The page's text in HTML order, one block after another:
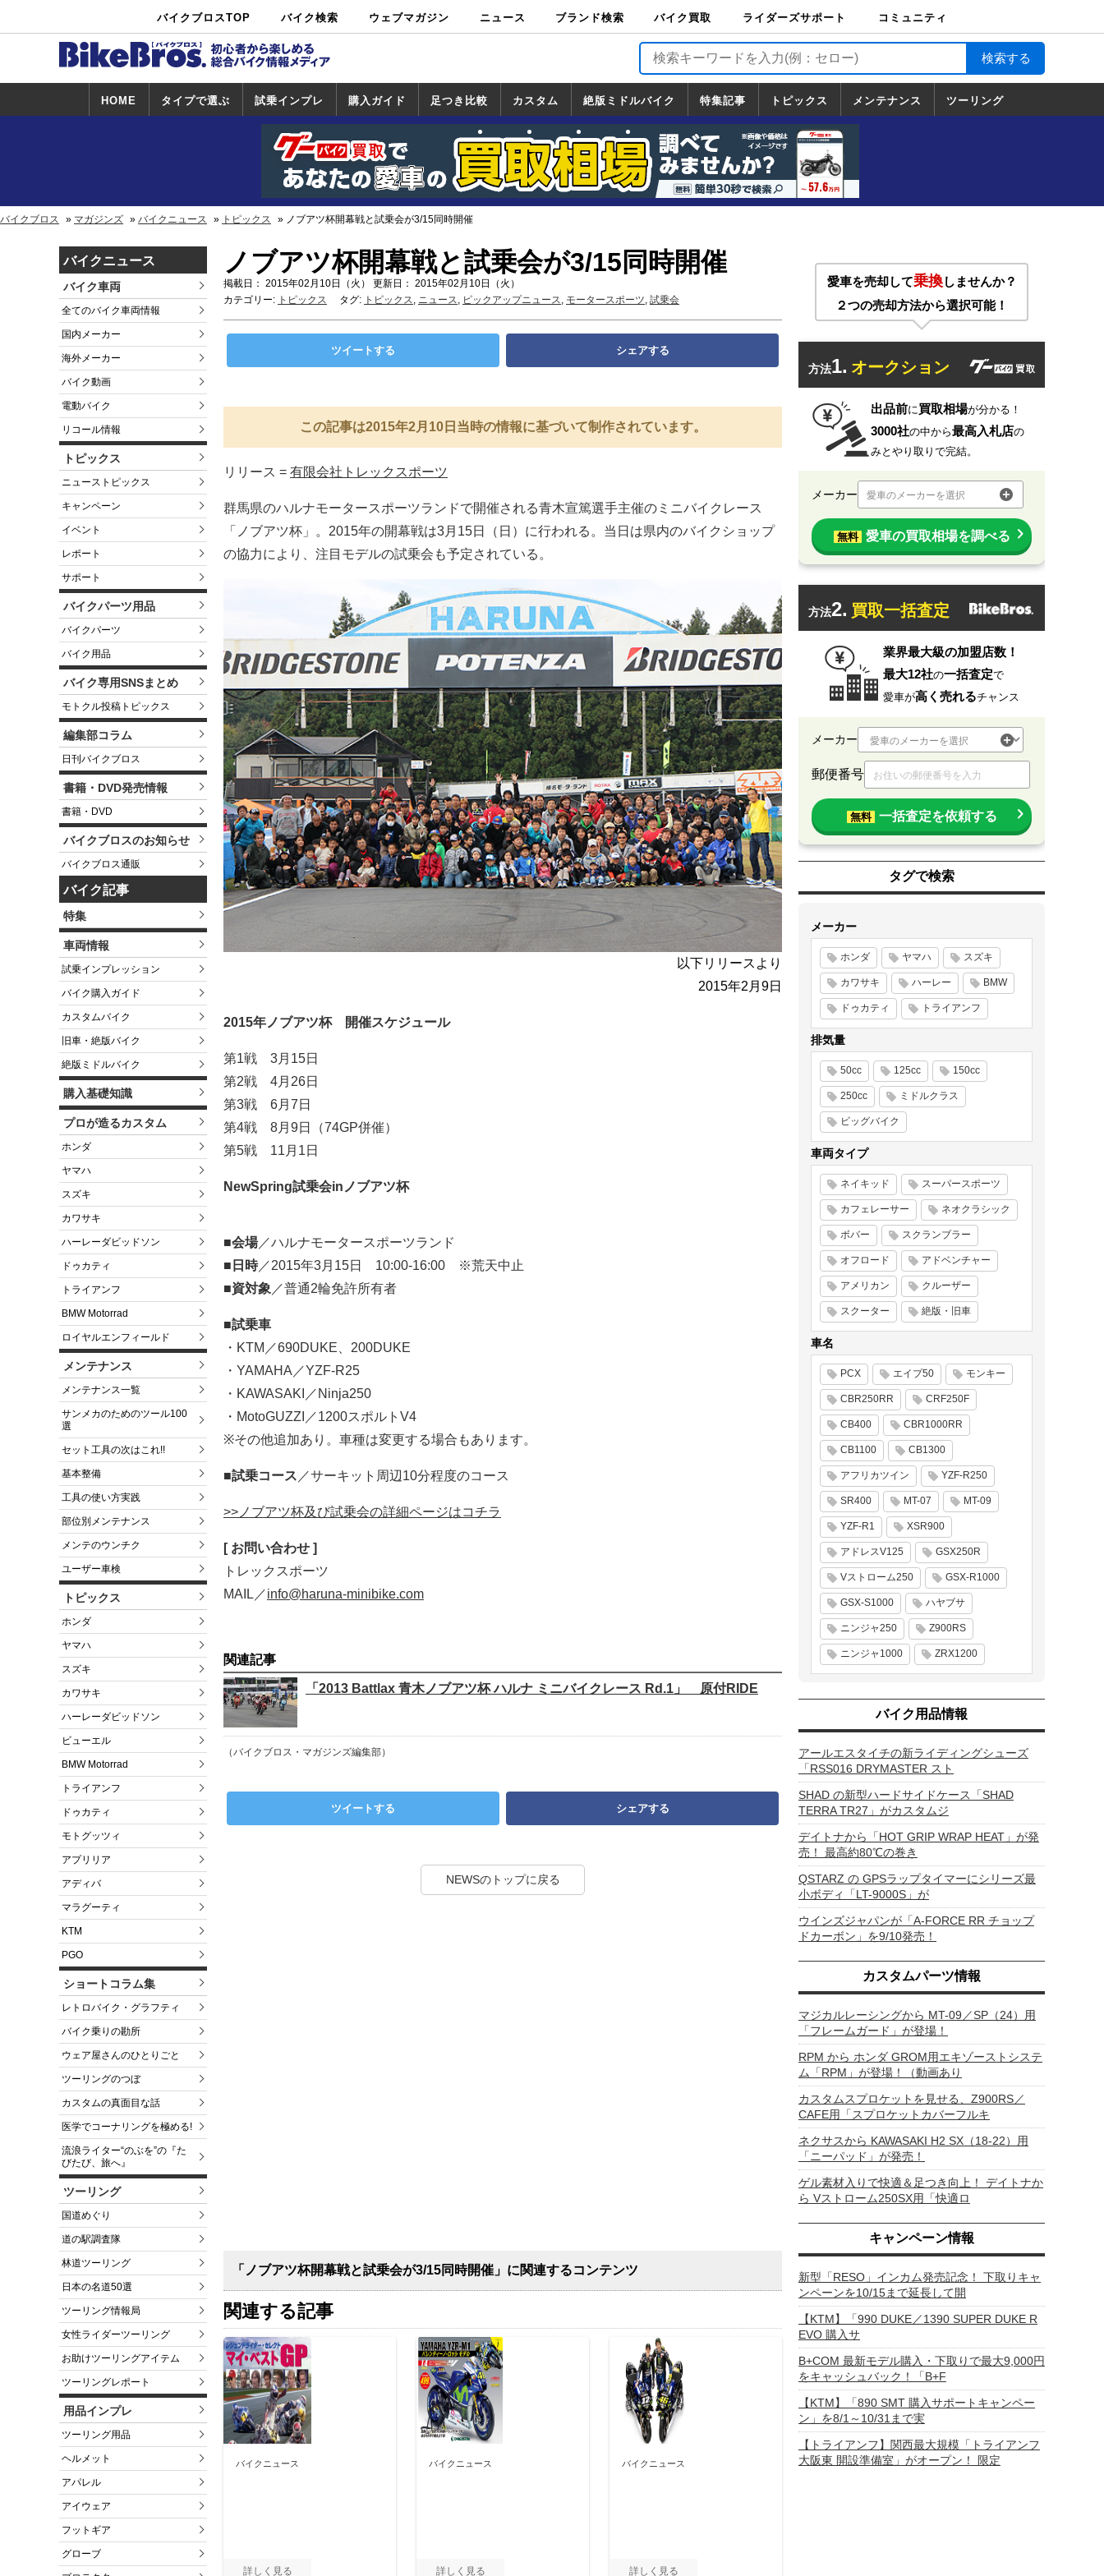
バイクブロスTOP バイク検索
中古バイ
ク・新車検
カタログ検
索
ショップ検
索
ウェブマガジン ニュース ブランド検索 バイク買取
バイク買取
ライダーズサポート
ライダーズサポート
TOP
バイク輸送
バイクガレージライ
フ
バイク車両保険
ロードサービス
バイク試乗
コミュニティ
HOME タイプで選ぶ 試乗インプレ
試乗インプレ
一覧
ホンダ
ヤマハ
スズキ
カワサキ
ハーレー
BMW
トライアンフ
ドゥカティ
購入ガイド
一覧
足つき比較 カスタム
カスタム
一覧
ホンダ
ヤマハ
スズキ
カワサキ
絶版ミドルバイク
絶版ミドルバイク
一覧
ホンダ
ヤマハ
スズキ
カワサキ
特集記事 トピックス
トピックス
一覧
ホンダ
ヤマハ
スズキ
カワサキ
ハーレーダ
ビッドソン
BMW
ドゥカティ
トライアン
フ
メンテナンス ツーリング
道の駅調査隊
ツーリング情報局
日本の道50選
国道めぐり
林道ツーリング
バイクブロス マガジンズ バイクニュース トピックス ノブアツ杯開幕戦と試乗会が3/15同時開催
バイクニュース
バイク車両
全てのバイク車両情報
国内メーカー
海外メーカー
バイク動画
電動バイク
リコール情報
トピックス
ニューストピックス
キャンペーン
イベント
レポート
サポート
バイクパーツ用品
バイクパーツ
バイク用品
バイク専用SNSまとめ
モトクル投稿トピックス
編集部コラム
日刊バイクブロス
書籍・DVD発売情報
書籍・DVD
バイクブロスのお知らせ
バイクブロス通販
バイク記事
特集
車両情報
試乗インプレッション
バイク購入ガイド
カスタムバイク
旧車・絶版バイク
絶版ミドルバイク
購入基礎知識
プロが造るカスタム
ホンダ
ヤマハ
スズキ
カワサキ
ハーレーダビッドソン
ドゥカティ
トライアンフ
BMW Motorrad
ロイヤルエンフィールド
メンテナンス
メンテナンス一覧
サンメカのためのツール100
選
セット工具の次はこれ!!
基本整備
工具の使い方実践
部位別メンテナンス
メンテのウンチク
ユーザー車検
トピックス
ホンダ
ヤマハ
スズキ
カワサキ
ハーレーダビッドソン
ビューエル
BMW Motorrad
トライアンフ
ドゥカティ
モトグッツィ
アプリリア
アディバ
マラグーティ
KTM
PGO
ショートコラム集
レトロバイク・グラフティ
バイク乗りの勘所
ウェア屋さんのひとりごと
ツーリングのつぼ
カスタムの真面目な話
医学でコーナリングを極める!
流浪ライター“のぶを”の『た
びたび、旅へ』
ツーリング
国道めぐり
道の駅調査隊
林道ツーリング
日本の名道50選
ツーリング情報局
女性ライダーツーリング
お助けツーリングアイテム
ツーリングレポート
用品インプレ
ツーリング用品
ヘルメット
アパレル
アイウェア
フットギア
グローブ
ノブアツ杯開幕戦と試乗会が3/15同時開催
掲載日： 2015年02月10日（火） 更新日： 2015年02月10日（火）
カテゴリー: トピックス タグ: トピックス, ニュース, ピックアップニュース, モータースポーツ, 試乗会
ツイートする シェアする
この記事は2015年2月10日当時の情報に基づいて制作されています。
リリース = 有限会社トレックスポーツ
群馬県のハルナモータースポーツランドで開催される青木宣篤選手主催のミニバイクレース
「ノブアツ杯」。2015年の開幕戦は3月15日（日）に行われる。当日は県内のバイクショップ
の協力により、注目モデルの試乗会も予定されている。
以下リリースより
2015年2月9日
2015年ノブアツ杯 開催スケジュール
第1戦 3月15日
第2戦 4月26日
第3戦 6月7日
第4戦 8月9日（74GP併催）
第5戦 11月1日
NewSpring試乗会inノブアツ杯
■会場／ハルナモータースポーツランド
■日時／2015年3月15日 10:00-16:00 ※荒天中止
■資対象 ／普通2輪免許所有者
■試乗車
・KTM／690DUKE、200DUKE
・YAMAHA／YZF-R25
・KAWASAKI／Ninja250
・MotoGUZZI／1200スポルトV4
※その他追加あり。車種は変更する場合もあります。
■試乗コース ／サーキット周辺10分程度のコース
>>ノブアツ杯及び試乗会の詳細ページはコチラ
[ お問い合わせ ]
トレックスポーツ
MAIL／info@haruna-minibike.com
関連記事
「2013 Battlax 青木ノブアツ杯 ハルナ ミニバイクレース Rd.1」 原付RIDE
（バイクブロス・マガジンズ編集部）
ツイートする シェアする
NEWSのトップに戻る
「ノブアツ杯開幕戦と試乗会が3/15同時開催」に関連するコンテンツ
関連する記事
バイクニュース バイクニュース バイクニュース
愛車を売却して乗換しませんか？
２つの売却方法から選択可能！
方法1. オークション
出品前に買取相場が分かる！
3000社の中から最高入札店の
みとやり取りで完結。
メーカー 愛車のメーカーを選択
無料 愛車の買取相場を調べる
方法2. 買取一括査定
業界最大級の加盟店数！
最大12社の一括査定で
愛車が高く売れるチャンス
メーカー
郵便番号
無料 一括査定を依頼する
タグで検索
メーカー
ホンダ ヤマハ スズキ
カワサキ ハーレー BMW
ドゥカティ トライアンフ
排気量
50cc 125cc 150cc
250cc ミドルクラス
ビッグバイク
車両タイプ
ネイキッド スーパースポーツ
カフェレーサー ネオクラシック
ボバー スクランブラー
オフロード アドベンチャー
アメリカン クルーザー
スクーター 絶版・旧車
車名
PCX エイプ50 モンキー
CBR250RR CRF250F
CB400 CBR1000RR
CB1100 CB1300
アフリカツイン YZF-R250
SR400 MT-07 MT-09
YZF-R1 XSR900
アドレスV125 GSX250R
Vストローム250 GSX-R1000
GSX-S1000 ハヤブサ
ニンジャ250 Z900RS
ニンジャ1000 ZRX1200
バイク用品情報
アールエスタイチの新ライディングシューズ
「RSS016 DRYMASTER スト
SHAD の新型ハードサイドケース「SHAD
TERRA TR27」がカスタムジ
デイトナから「HOT GRIP WRAP HEAT」が発
売！ 最高約80℃の巻き
QSTARZ の GPSラップタイマーにシリーズ最
小ボディ「LT-9000S」が
ウインズジャパンが「A-FORCE RR チョップ
ドカーボン」を9/10発売！
カスタムパーツ情報
マジカルレーシングから MT-09／SP（24）用
「フレームガード」が登場！
RPM から ホンダ GROM用エキゾーストシステ
ム「RPM」が登場！（動画あり
カスタムスプロケットを見せる、Z900RS／
CAFE用「スプロケットカバーフルキ
ネクサスから KAWASAKI H2 SX（18-22）用
「ニーパッド」が発売！
ゲル素材入りで快適＆足つき向上！ デイトナか
ら Vストローム250SX用「快適ロ
キャンペーン情報
新型「RESO」インカム発売記念！ 下取りキャ
ンペーンを10/15まで延長して開
【KTM】「990 DUKE／1390 SUPER DUKE R
EVO 購入サ
B+COM 最新モデル購入・下取りで最大9,000円
をキャッシュバック！「B+F
【KTM】「890 SMT 購入サポートキャンペー
ン」を8/1～10/31まで実
【トライアンフ】関西最大規模「トライアンフ
大阪東 開設準備室」がオープン！ 限定